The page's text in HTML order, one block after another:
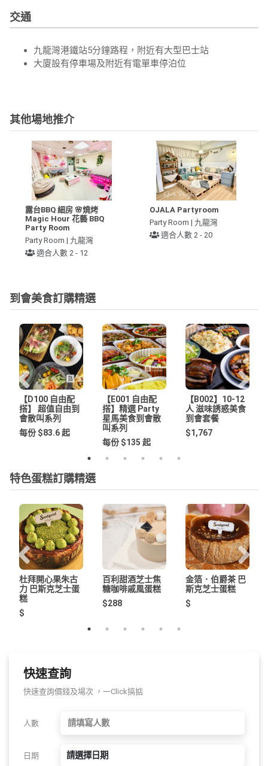
交通
九龍灣港鐵站5分鐘路程，附近有大型巴士站
大廈設有停車場及附近有電單車停泊位
其他場地推介
露台BBQ 細房 🌸燒烤
Magic Hour 花藝 BBQ
Party Room
Party Room | 九龍灣
適合人數 2 - 12
OJALA Partyroom
Party Room | 九龍灣
適合人數 2 - 20
到會美食訂購精選
【D100 自由配
搭】 超值自由到
會散叫系列
每份 $83.6 起
【E001 自由配
搭】精選 Party
星馬美食到會散
叫系列
每份 $135 起
【B002】10-12
人 滋味誘惑美食
到會套餐
$1,767
特色蛋糕訂購精選
杜拜開心果朱古
力 巴斯克芝士蛋
糕
$
百利甜酒芝士焦
糖咖啡戚風蛋糕
$288
金箔．伯爵茶 巴
斯克芝士蛋糕
$
快速查詢
快速查詢價錢及場次 ，一Click搞掂
人數
日期 請選擇日期